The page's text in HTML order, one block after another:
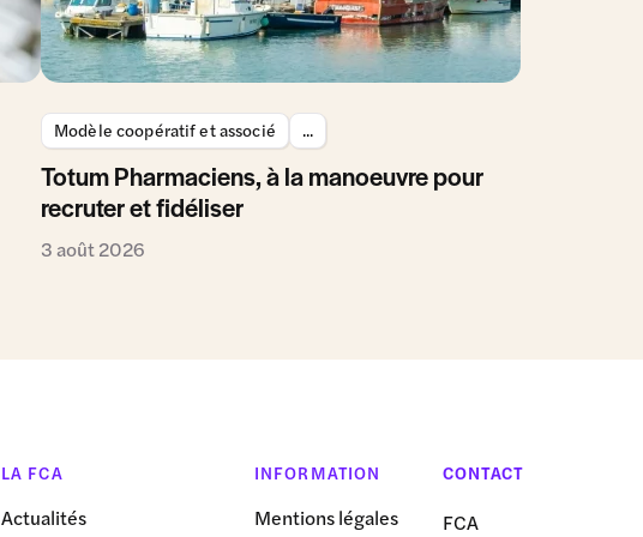
Modèle coopératif et associé ...
Totum Pharmaciens, à la manoeuvre pour
recruter et fidéliser
3 août 2026
LA FCA
Actualités
INFORMATION
Mentions légales
CONTACT
FCA